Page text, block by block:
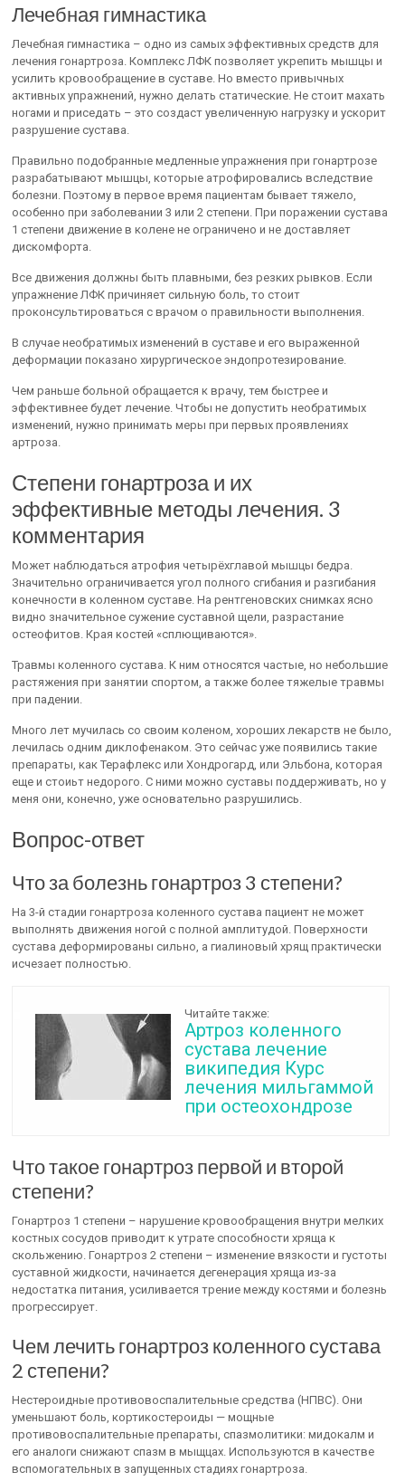
Лечебная гимнастика
Лечебная гимнастика – одно из самых эффективных средств для
лечения гонартроза. Комплекс ЛФК позволяет укрепить мышцы и
усилить кровообращение в суставе. Но вместо привычных
активных упражнений, нужно делать статические. Не стоит махать
ногами и приседать – это создаст увеличенную нагрузку и ускорит
разрушение сустава.
Правильно подобранные медленные упражнения при гонартрозе
разрабатывают мышцы, которые атрофировались вследствие
болезни. Поэтому в первое время пациентам бывает тяжело,
особенно при заболевании 3 или 2 степени. При поражении сустава
1 степени движение в колене не ограничено и не доставляет
дискомфорта.
Все движения должны быть плавными, без резких рывков. Если
упражнение ЛФК причиняет сильную боль, то стоит
проконсультироваться с врачом о правильности выполнения.
В случае необратимых изменений в суставе и его выраженной
деформации показано хирургическое эндопротезирование.
Чем раньше больной обращается к врачу, тем быстрее и
эффективнее будет лечение. Чтобы не допустить необратимых
изменений, нужно принимать меры при первых проявлениях
артроза.
Степени гонартроза и их
эффективные методы лечения. 3
комментария
Может наблюдаться атрофия четырёхглавой мышцы бедра.
Значительно ограничивается угол полного сгибания и разгибания
конечности в коленном суставе. На рентгеновских снимках ясно
видно значительное сужение суставной щели, разрастание
остеофитов. Края костей «сплющиваются».
Травмы коленного сустава. К ним относятся частые, но небольшие
растяжения при занятии спортом, а также более тяжелые травмы
при падении.
Много лет мучилась со своим коленом, хороших лекарств не было,
лечилась одним диклофенаком. Это сейчас уже появились такие
препараты, как Терафлекс или Хондрогард, или Эльбона, которая
еще и стоиьт недорого. С ними можно суставы поддерживать, но у
меня они, конечно, уже основательно разрушились.
Вопрос-ответ
Что за болезнь гонартроз 3 степени?
На 3-й стадии гонартроза коленного сустава пациент не может
выполнять движения ногой с полной амплитудой. Поверхности
сустава деформированы сильно, а гиалиновый хрящ практически
исчезает полностью.
Читайте также:
Артроз коленного
сустава лечение
википедия Курс
лечения мильгаммой
при остеохондрозе
Что такое гонартроз первой и второй
степени?
Гонартроз 1 степени – нарушение кровообращения внутри мелких
костных сосудов приводит к утрате способности хряща к
скольжению. Гонартроз 2 степени – изменение вязкости и густоты
суставной жидкости, начинается дегенерация хряща из-за
недостатка питания, усиливается трение между костями и болезнь
прогрессирует.
Чем лечить гонартроз коленного сустава
2 степени?
Нестероидные противовоспалительные средства (НПВС). Они
уменьшают боль, кортикостероиды — мощные
противовоспалительные препараты, спазмолитики: мидокалм и
его аналоги снижают спазм в мыщцах. Используются в качестве
вспомогательных в запущенных стадиях гонартроза.